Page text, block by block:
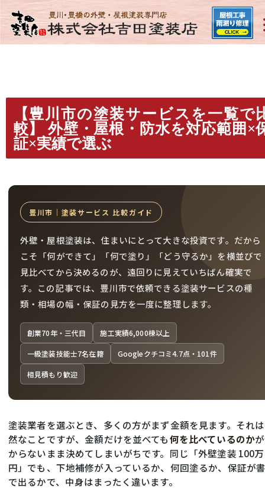
【豊川市の塗装サービスを一覧で
較】 外壁・屋根・防水を対応範囲×
証×実績で選ぶ
豊川市｜塗装サービス 比較ガイド
外壁・屋根塗装は、住まいにとって大きな投資です。だから
こそ「何ができて」「何で塗り」「どう守るか」を横並びで
見比べてから決めるのが、遠回りに見えていちばん確実で
す。この記事では、豊川市で依頼できる塗装サービスの種
類・相場の幅・保証の見方を一度に整理します。
創業70年・三代目 施工実績6,000棟以上
一級塗装技能士7名在籍 Googleクチコミ4.7点・101件
相見積もり歓迎
塗装業者を選ぶとき、多くの方がまず金額を見ます。それ
然なことですが、金額だけを並べても何を比べているのか
からないまま決めてしまいがちです。同じ「外壁塗装 100万
円」でも、下地補修が入っているか、何回塗るか、保証が
で出るかで、中身はまったく違います。